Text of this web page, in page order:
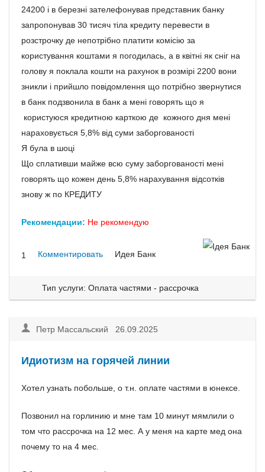
24200 і в березні зателефонував представник банку
запропонував 30 тисяч тіла кредиту перевести в
розстрочку де непотрібно платити комісію за
користування коштами я погодилась, а в квітні як сніг на
голову я поклала кошти на рахунок в розмірі 2200 вони
зникли і прийшло повідомлення що потрібно звернутися
в банк подзвонила в банк а мені говорять що я
користуюся кредитною карткою де кожного дня мені
нараховується 5,8% від суми заборгованості
Я була в шоці
Що сплативши майже всю суму заборгованості мені
говорять що кожен день 5,8% нарахування відсотків
знову ж по КРЕДИТУ
Рекомендации: Не рекомендую
1 Комментировать Идея Банк
Тип услуги: Оплата частями - рассрочка
Петр Массальский 26.09.2025
Идиотизм на горячей линии
Хотел узнать побольше, о т.н. оплате частями в юнексе.
Позвонил на горлинию и мне там 10 минут мямлили о
том что рассрочка на 12 мес. А у меня на карте мед она
почему то на 4 мес.